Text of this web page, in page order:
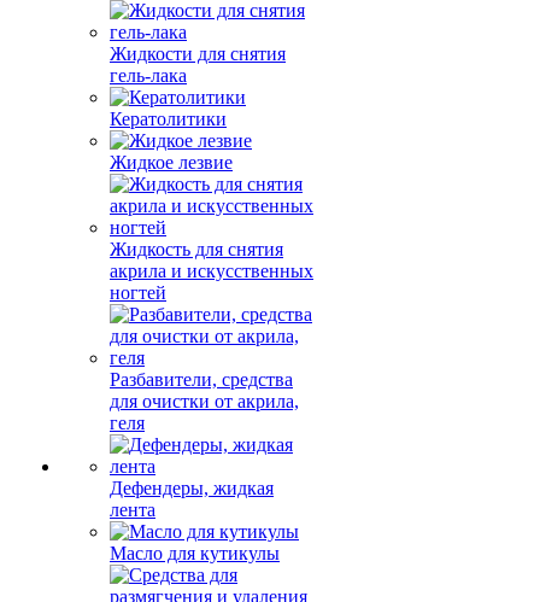
Жидкости для снятия
гель-лака
Кератолитики
Жидкое лезвие
Жидкость для снятия
акрила и искусственных
ногтей
Разбавители, средства
для очистки от акрила,
геля
Дефендеры, жидкая
лента
Масло для кутикулы